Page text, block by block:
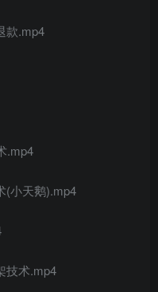
款.mp4
.mp4
(小天鹅).mp4
技术.mp4